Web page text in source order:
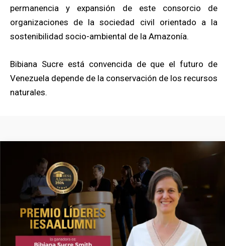
permanencia y expansión de este consorcio de
organizaciones de la sociedad civil orientado a la
sostenibilidad socio-ambiental de la Amazonía.
Bibiana Sucre está convencida de que el futuro de
Venezuela depende de la conservación de los recursos
naturales.